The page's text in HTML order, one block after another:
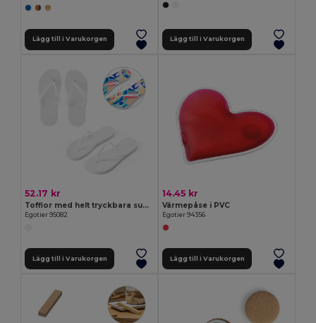
Lägg till i Varukorgen Lägg till i Varukorgen
52.17 kr
Tofflor med helt tryckbara sublimeringssulor
Egotier 95082
Lägg till i Varukorgen
14.45 kr
Värmepåse i PVC
Egotier 94356
Lägg till i Varukorgen